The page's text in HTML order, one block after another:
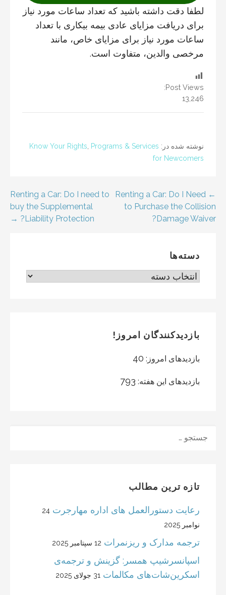
لطفا دقت داشته باشید که تعداد ساعات مورد نیاز
برای دریافت مزایای عادی بیمه بیکاری با تعداد
ساعات مورد نیاز برای مزایای خاص، مانند
مرخصی والدین، متفاوت است.
Post Views:
13,246
نوشته شده در: Know Your Rights
Programs & Services
for Newcomers
راهبری
نوشته
← Renting a Car: Do I Need
to Purchase the Collision
Damage Waiver?
Renting a Car: Do I need to
buy the Supplemental
Liability Protection? →
دسته‌ها
دسته‌ها
بازدیدکنندگان امروز!
بازدیدهای امروز: 40
بازدیدهای این هفته: 793
تازه ترین مطالب
رعایت دستورالعمل های اداره مهارجرت 24
نوامبر 2025
ترجمه مدارک و ریزنمرات 12 سپتامبر 2025
اسپانسرشیپ همسر: گزینش و ترجمه‌ی
اسکرین‌شات‌های مکالمات 31 جولای 2025